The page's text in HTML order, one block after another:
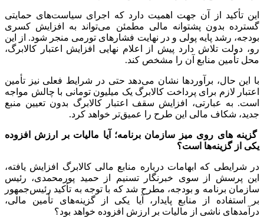
این تأکید از آن جهت اهمیت دارد که اجرای سیاست‌های حمایتی
گسترده بدون پشتوانه مالی مطمئن می‌تواند به افزایش کسری
بودجه، رشد پایه پولی و در نهایت فشارهای تورمی منجر شود. از این
رو، دولت تلاش دارد پیش از اعلام نهایی افزایش اعتبار کالابرگ،
محل تأمین منابع آن را مشخص کند.
با این حال، برآوردها نشان می‌دهد حتی در شرایط فعلی نیز تأمین
اعتبار لازم برای پرداخت کالابرگ یک میلیون تومانی با چالش مواجه
است. به عبارتی، افزایش سقف اعتبار کالابرگ بدون تعیین منبع
جدید، شکاف مالی این طرح را عمیق‌تر خواهد کرد.
گزینه های روی میز سازمان برنامه؛ آیا مالیات بر ارزش افزوده
یکی از گزینه‌ها است؟
در شرایطی که ابهامات درباره منابع مالی کالابرگ افزایش یافته،
این پرسش از سوی خبرنگار تسنیم از حمید پورمحمدی، رئیس
سازمان برنامه و بودجه، مطرح شد که با توجه به تأکید رئیس‌جمهور
بر استفاده از منابع پایدار، آیا یکی از گزینه‌های تأمین مالی،
درآمدهای ناشی از مالیات بر ارزش افزوده خواهد بود؟